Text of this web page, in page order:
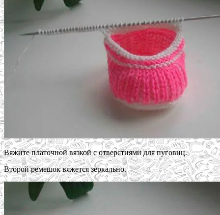
Вяжите платочной вязкой с отверстиями для пуговиц.
Второй ремешок вяжется зеркально.